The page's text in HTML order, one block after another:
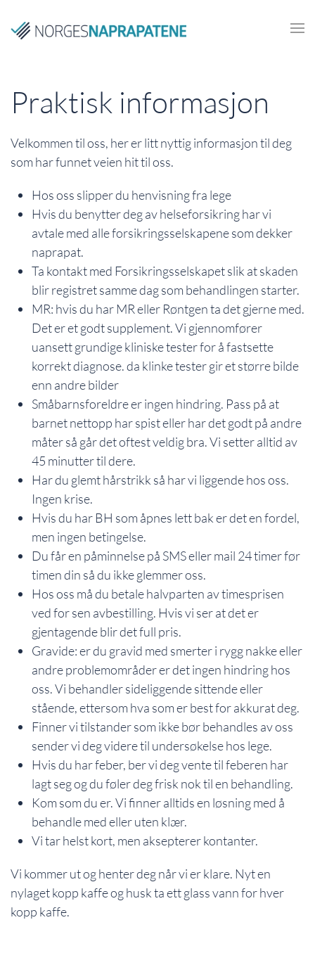
Skip to main content
Praktisk informasjon
Velkommen til oss, her er litt nyttig informasjon til deg
som har funnet veien hit til oss.
Hos oss slipper du henvisning fra lege
Hvis du benytter deg av helseforsikring har vi
avtale med alle forsikringsselskapene som dekker
naprapat.
Ta kontakt med Forsikringsselskapet slik at skaden
blir registret samme dag som behandlingen starter.
MR: hvis du har MR eller Røntgen ta det gjerne med.
Det er et godt supplement. Vi gjennomfører
uansett grundige kliniske tester for å fastsette
korrekt diagnose. da klinke tester gir et større bilde
enn andre bilder
Småbarnsforeldre er ingen hindring. Pass på at
barnet nettopp har spist eller har det godt på andre
måter så går det oftest veldig bra. Vi setter alltid av
45 minutter til dere.
Har du glemt hårstrikk så har vi liggende hos oss.
Ingen krise.
Hvis du har BH som åpnes lett bak er det en fordel,
men ingen betingelse.
Du får en påminnelse på SMS eller mail 24 timer før
timen din så du ikke glemmer oss.
Hos oss må du betale halvparten av timesprisen
ved for sen avbestilling. Hvis vi ser at det er
gjentagende blir det full pris.
Gravide: er du gravid med smerter i rygg nakke eller
andre problemområder er det ingen hindring hos
oss. Vi behandler sideliggende sittende eller
stående, ettersom hva som er best for akkurat deg.
Finner vi tilstander som ikke bør behandles av oss
sender vi deg videre til undersøkelse hos lege.
Hvis du har feber, ber vi deg vente til feberen har
lagt seg og du føler deg frisk nok til en behandling.
Kom som du er. Vi finner alltids en løsning med å
behandle med eller uten klær.
Vi tar helst kort, men aksepterer kontanter.
Vi kommer ut og henter deg når vi er klare. Nyt en
nylaget kopp kaffe og husk ta ett glass vann for hver
kopp kaffe.